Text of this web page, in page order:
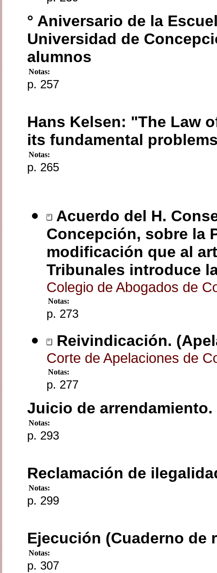
° Aniversario de la
Universidad de
alumnos
Notas:
p. 257
Hans Kelsen: "The Law
its fundamental
Notas:
p. 265
Acuerdo del H.
Concepción, sobre la
modificación que al
Tribunales introduce
Colegio de Abogados de
Notas:
p. 273
Reivindicación.
Corte de Apelaciones de
Notas:
p. 277
Juicio de
Notas:
p. 293
Reclamación de
Notas:
p. 299
Ejecución (Cuaderno de
Notas:
p. 307